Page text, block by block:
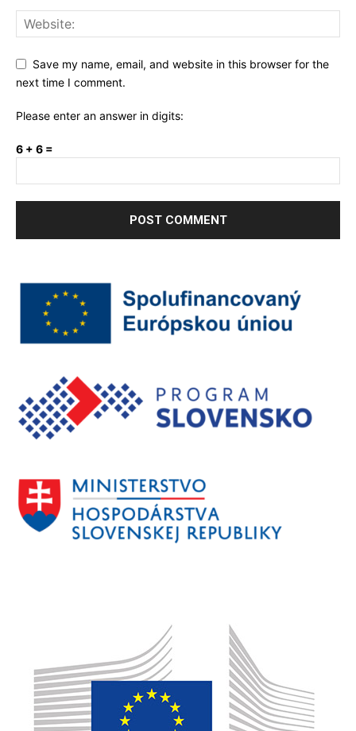
Save my name, email, and website in this browser for the
next time I comment.
Please enter an answer in digits:
6 + 6 =